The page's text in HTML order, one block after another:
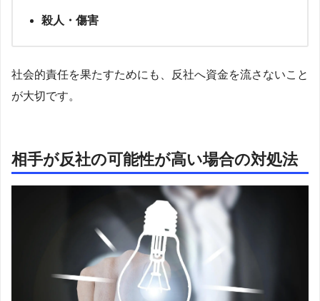
殺人・傷害
社会的責任を果たすためにも、反社へ資金を流さないこと
が大切です。
相手が反社の可能性が高い場合の対処法